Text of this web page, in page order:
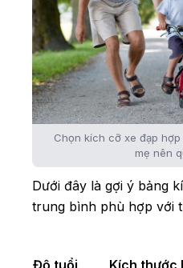
Chọn kích cỡ xe đạp
mẹ nên
Dưới đây là gợi ý bảng
trung bình phù hợp với